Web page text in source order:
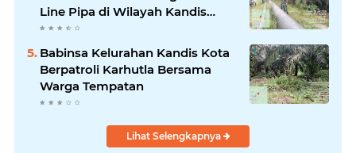
Line Pipa di Wilayah Kandis
Kandis
Babinsa Kelurahan Kandis Kota
Berpatroli Karhutla Bersama
Warga Tempatan
Lihat Selengkapnya